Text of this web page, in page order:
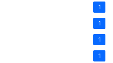
1
1
1
1